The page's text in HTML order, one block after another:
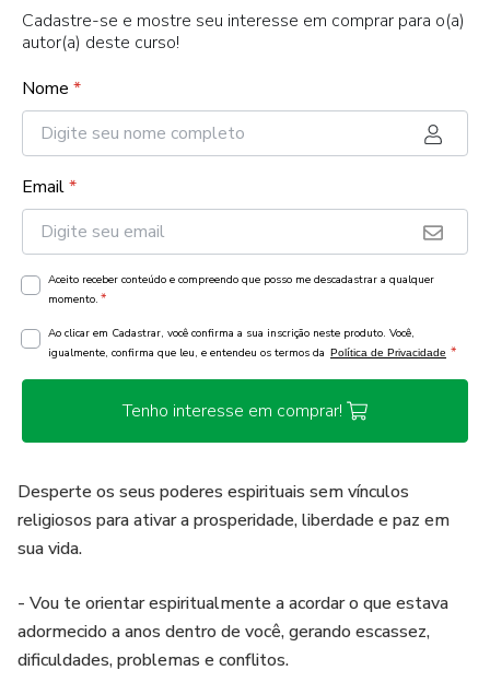
Cadastre-se e mostre seu interesse em comprar para o(a)
autor(a) deste curso!
Nome *
Email*
Aceito receber conteúdo e compreendo que posso me descadastrar a qualquer
momento. *
Ao clicar em Cadastrar, você confirma a sua inscrição neste produto. Você,
igualmente, confirma que leu, e entendeu os termos da Política de Privacidade *
Tenho interesse em comprar!
Desperte os seus poderes espirituais sem vínculos
religiosos para ativar a prosperidade, liberdade e paz em
sua vida.
- Vou te orientar espiritualmente a acordar o que estava
adormecido a anos dentro de você, gerando escassez,
dificuldades, problemas e conflitos.